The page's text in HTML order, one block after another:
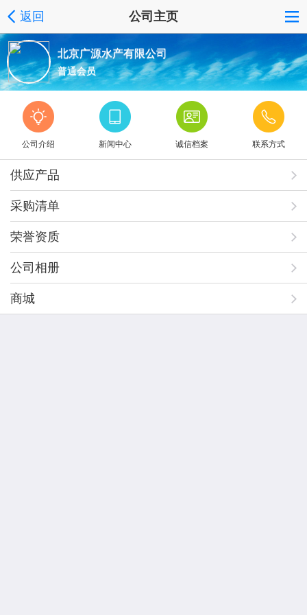
返回 公司主页
北京广源水产有限公司
普通会员
公司介绍 新闻中心 诚信档案 联系方式
供应产品
采购清单
荣誉资质
公司相册
商城